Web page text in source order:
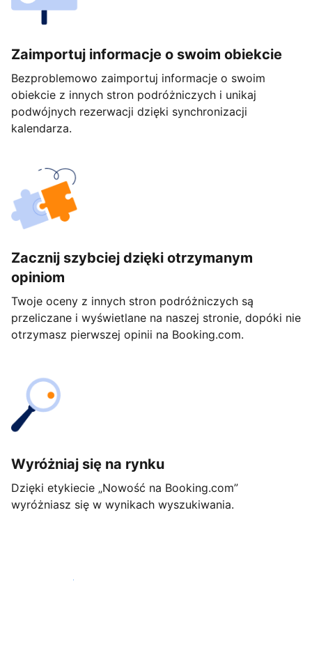
Zaimportuj informacje o swoim obiekcie
Bezproblemowo zaimportuj informacje o swoim
obiekcie z innych stron podróżniczych i unikaj
podwójnych rezerwacji dzięki synchronizacji
kalendarza.
Zacznij szybciej dzięki otrzymanym
opiniom
Twoje oceny z innych stron podróżniczych są
przeliczane i wyświetlane na naszej stronie, dopóki nie
otrzymasz pierwszej opinii na Booking.com.
Wyróżniaj się na rynku
Dzięki etykiecie „Nowość na Booking.com”
wyróżniasz się w wynikach wyszukiwania.
Rozpocznij już dziś